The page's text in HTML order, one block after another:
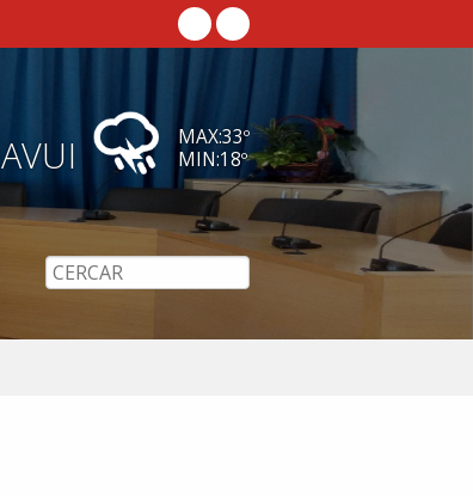
AVUI MAX:33º
MIN:18º